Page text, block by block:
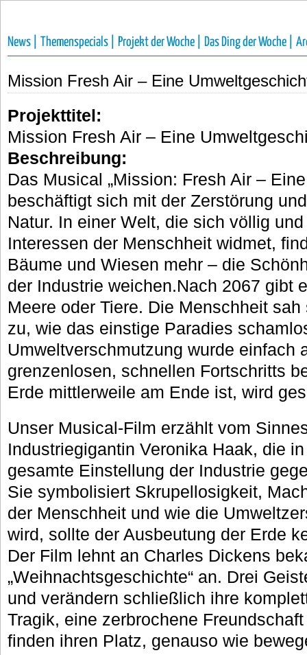
News | Themenspecials | Projekt der Woche | Das Ding der Woche |
Mission Fresh Air – Eine
Projekttitel:
Mission Fresh Air – Eine
Beschreibung:
Das Musical „Mission: Fresh Air –
beschäftigt sich mit der Zerstörung
Natur. In einer Welt, die sich völlig
Interessen der Menschheit widmet,
Bäume und Wiesen mehr – die
der Industrie weichen.Nach 2067 gibt
Meere oder Tiere. Die Menschheit
zu, wie das einstige Paradies
Umweltverschmutzung wurde einfach
grenzenlosen, schnellen Fortschritts
Erde mittlerweile am Ende ist, wird
Unser Musical-Film erzählt vom
Industriegigantin Veronika Haak, die
gesamte Einstellung der Industrie
Sie symbolisiert Skrupellosigkeit,
der Menschheit und wie die
wird, sollte der Ausbeutung der Erde
Der Film lehnt an Charles Dickens
„Weihnachtsgeschichte“ an. Drei
und verändern schließlich ihre
Tragik, eine zerbrochene
finden ihren Platz, genauso wie